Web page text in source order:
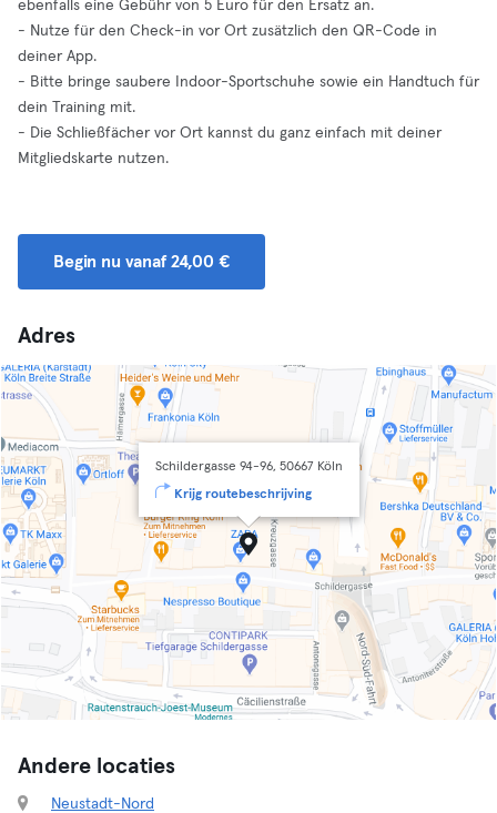
ebenfalls eine Gebühr von 5 Euro für den Ersatz an.
- Nutze für den Check-in vor Ort zusätzlich den QR-Code in
deiner App.
- Bitte bringe saubere Indoor-Sportschuhe sowie ein Handtuch für
dein Training mit.
- Die Schließfächer vor Ort kannst du ganz einfach mit deiner
Mitgliedskarte nutzen.
Begin nu vanaf 24,00 €
Adres
Schildergasse 94-96, 50667 Köln
Krijg routebeschrijving
Andere locaties
Neustadt-Nord